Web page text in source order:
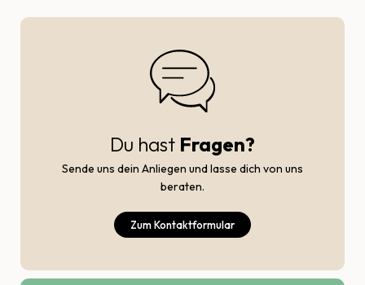
Du hast Fragen?
Sende uns dein Anliegen und lasse dich von uns
beraten.
Zum Kontaktformular